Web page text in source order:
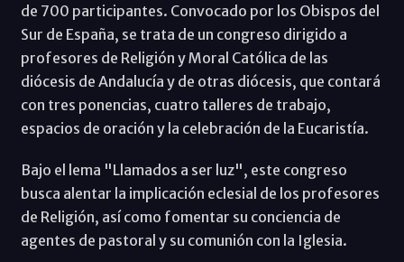
de 700 participantes. Convocado por los Obispos del
Sur de España, se trata de un congreso dirigido a
profesores de Religión y Moral Católica de las
diócesis de Andalucía y de otras diócesis, que contará
con tres ponencias, cuatro talleres de trabajo,
espacios de oración y la celebración de la Eucaristía.
Bajo el lema "Llamados a ser luz", este congreso
busca alentar la implicación eclesial de los profesores
de Religión, así como fomentar su conciencia de
agentes de pastoral y su comunión con la Iglesia.